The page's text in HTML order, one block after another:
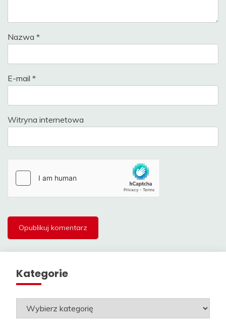
Nazwa *
E-mail *
Witryna internetowa
Kategorie
Kategorie